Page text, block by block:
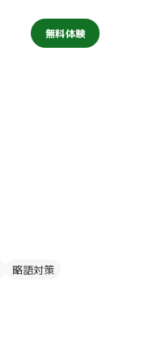
無料体験
略語対策